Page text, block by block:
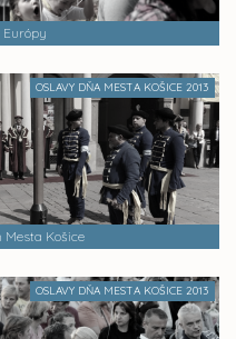
Európy
OSLAVY DŇA MESTA KOŠICE 2013
Mesta Košice
OSLAVY DŇA MESTA KOŠICE 2013